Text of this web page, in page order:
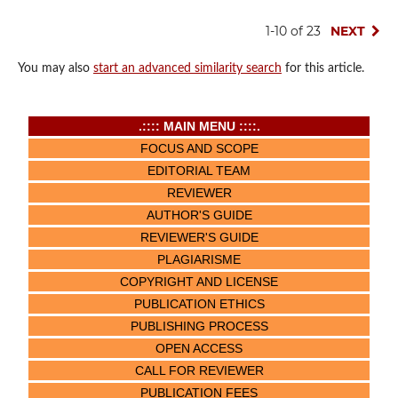
1-10 of 23 NEXT
You may also start an advanced similarity search for this article.
.:::: MAIN MENU ::::.
FOCUS AND SCOPE
EDITORIAL TEAM
REVIEWER
AUTHOR'S GUIDE
REVIEWER'S GUIDE
PLAGIARISME
COPYRIGHT AND LICENSE
PUBLICATION ETHICS
PUBLISHING PROCESS
OPEN ACCESS
CALL FOR REVIEWER
PUBLICATION FEES